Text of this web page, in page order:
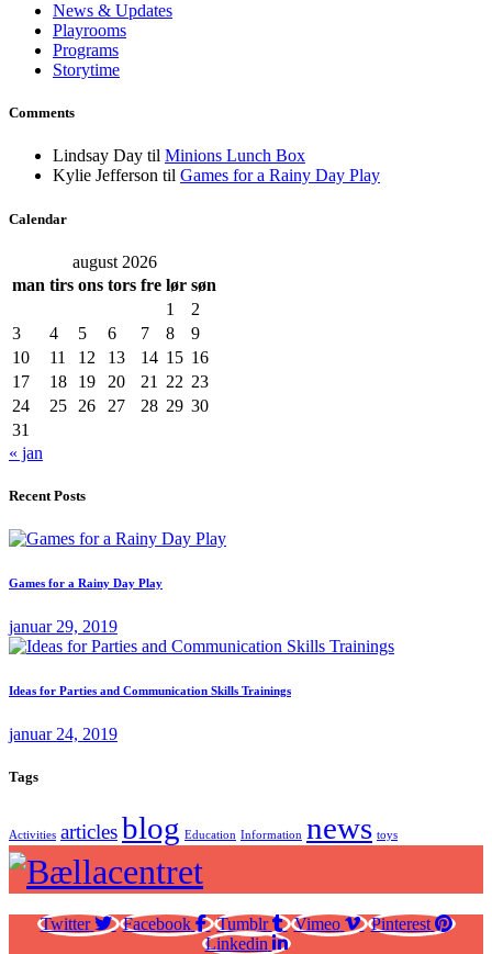
News & Updates
Playrooms
Programs
Storytime
Comments
Lindsay Day til Minions Lunch Box
Kylie Jefferson til Games for a Rainy Day Play
Calendar
august 2026
man tirs ons tors fre lør søn
1
2
3
4 5 6 7 8
9
10
11 12 13 14 15 16
17
18 19 20 21 22 23
24
25 26 27 28 29 30
31
« jan
Recent Posts
Games for a Rainy Day Play
januar 29, 2019
Ideas for Parties and Communication Skills Trainings
januar 24, 2019
Tags
Activities articlesblog Education Information news toys
Twitter Facebook Tumblr Vimeo
Pinterest
Linkedin